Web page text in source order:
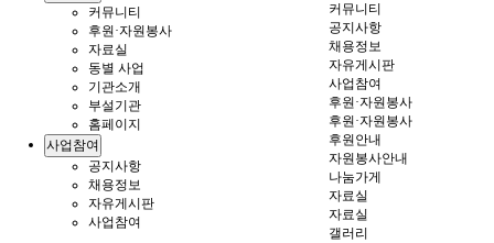
커뮤니티
공지사항
채용정보
자유게시판
사업참여
후원·자원봉사
후원·자원봉사
후원안내
자원봉사안내
나눔가게
자료실
자료실
갤러리
커뮤니티
후원·자원봉사
자료실
동별 사업
기관소개
부설기관
홈페이지
사업참여
공지사항
채용정보
자유게시판
사업참여